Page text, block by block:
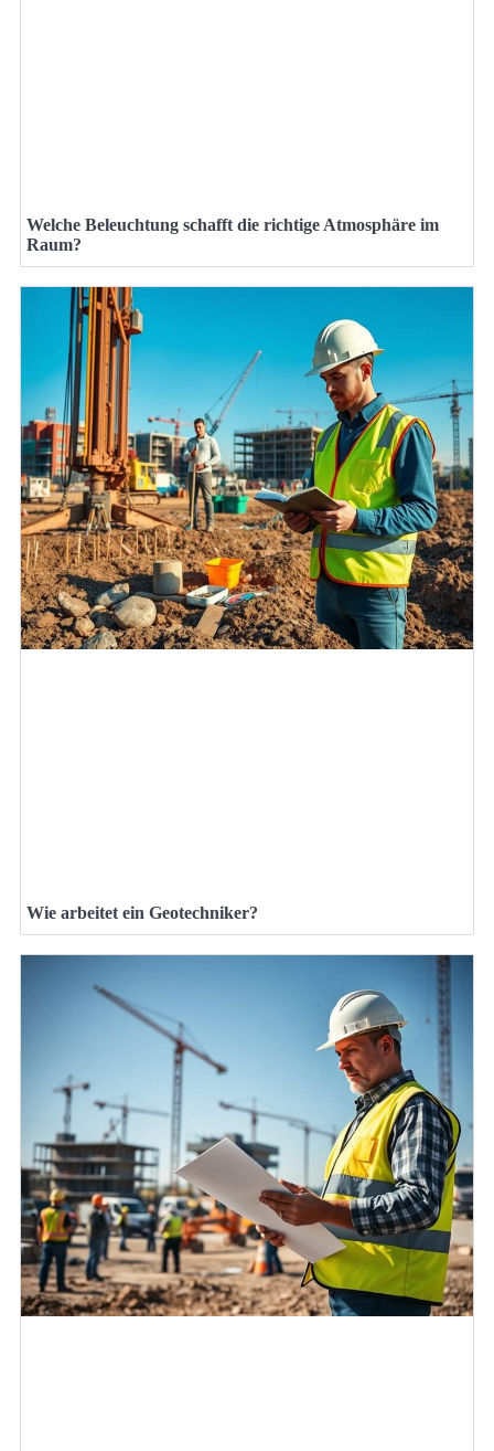
Welche Beleuchtung schafft die richtige Atmosphäre im
Raum?
Wie arbeitet ein Geotechniker?